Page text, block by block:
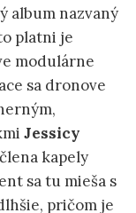
album nazvaný
platni je
modulárne
sa dronove
Jessicy
kapely
sa tu mieša s
pričom je